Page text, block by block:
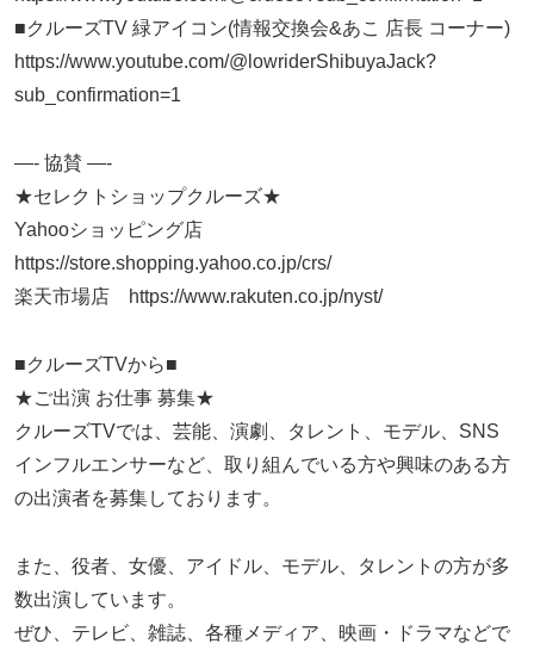
■クルーズTV 緑アイコン(情報交換会&あこ 店長 コーナー)
https://www.youtube.com/@lowriderShibuyaJack?
sub_confirmation=1
—- 協賛 —-
★セレクトショップクルーズ★
Yahooショッピング店
https://store.shopping.yahoo.co.jp/crs/
楽天市場店 https://www.rakuten.co.jp/nyst/
■クルーズTVから■
★ご出演 お仕事 募集★
クルーズTVでは、芸能、演劇、タレント、モデル、SNS
インフルエンサーなど、取り組んでいる方や興味のある方
の出演者を募集しております。
また、役者、女優、アイドル、モデル、タレントの方が多
数出演しています。
ぜひ、テレビ、雑誌、各種メディア、映画・ドラマなどで